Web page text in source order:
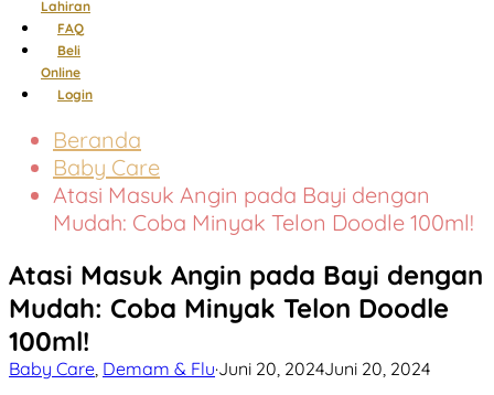
Lahiran
FAQ
Beli
Online
Login
Beranda
Baby Care
Atasi Masuk Angin pada Bayi dengan
Mudah: Coba Minyak Telon Doodle 100ml!
Atasi Masuk Angin pada Bayi dengan
Mudah: Coba Minyak Telon Doodle
100ml!
Baby Care Demam & Flu·Juni 20, 2024Juni 20, 2024